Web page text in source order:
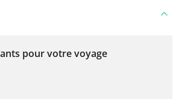
carte
pour votre voyage